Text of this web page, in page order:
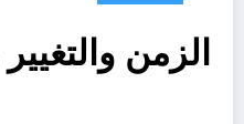
الزمن